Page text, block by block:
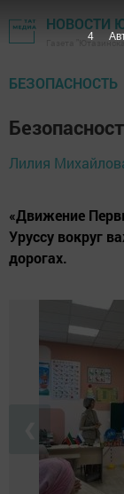
НОВОСТИ
Газета
БЕЗОПАСНОСТЬ
Лилия
«Движение
Уруссу вокруг
дорогах.
3